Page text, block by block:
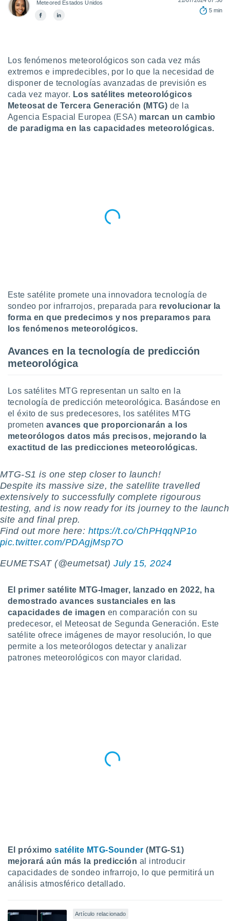
en
de
disponible
sean
el sitio
se
ni para
aunque
no
Puedes
acceder a
web a
únicos
este sitio
IP
de
posible
traten tus
en
interés
un
o acceder
datos
perfiles
Meteored Estados Unidos
5 min
Los fenómenos meteorológicos son cada vez más
extremos e impredecibles, por lo que la necesidad de
disponer de tecnologías avanzadas de previsión es
cada vez mayor. Los satélites meteorológicos
Meteosat de Tercera Generación (MTG) de la
Agencia Espacial Europea (ESA) marcan un cambio
de paradigma en las capacidades meteorológicas.
Este satélite promete una innovadora tecnología de
sondeo por infrarrojos, preparada para revolucionar la
forma en que predecimos y nos preparamos para
los fenómenos meteorológicos.
Avances en la tecnología de predicción
meteorológica
Los satélites MTG representan un salto en la
tecnología de predicción meteorológica. Basándose en
el éxito de sus predecesores, los satélites MTG
prometen avances que proporcionarán a los
meteorólogos datos más precisos, mejorando la
exactitud de las predicciones meteorológicas.
MTG-S1 is one step closer to launch!
Despite its massive size, the satellite travelled
extensively to successfully complete rigourous
testing, and is now ready for its journey to the launch
site and final prep.
Find out more here: https://t.co/ChPHqqNP1o
pic.twitter.com/PDAgjMsp7O
EUMETSAT (@eumetsat)July 15, 2024
El primer satélite MTG-Imager, lanzado en 2022, ha
demostrado avances sustanciales en las
capacidades de imagen en comparación con su
predecesor, el Meteosat de Segunda Generación. Este
satélite ofrece imágenes de mayor resolución, lo que
permite a los meteorólogos detectar y analizar
patrones meteorológicos con mayor claridad.
El próximosatélite MTG-Sounder (MTG-S1)
mejorará aún más la predicción al introducir
capacidades de sondeo infrarrojo, lo que permitirá un
análisis atmosférico detallado.
Artículo relacionado